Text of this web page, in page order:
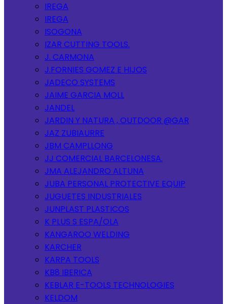
IREGA
IREGA
ISOGONA
IZAR CUTTING TOOLS.
J. CARMONA
J.FORNIES GOMEZ E HIJOS
JADECO SYSTEMS
JAIME GARCIA MOLL
JANDEL
JARDIN Y NATURA , OUTDOOR @GAR
JAZ ZUBIAURRE
JBM CAMPLLONG
JJ COMERCIAL BARCELONESA.
JMA ALEJANDRO ALTUNA
JUBA PERSONAL PROTECTIVE EQUIP
JUGUETES INDUSTRIALES
JUNPLAST PLASTICOS
K PLUS S ESPA/OLA
KANGAROO WELDING
KARCHER
KARPA TOOLS
KB8 IBERICA
KEBLAR E-TOOLS TECHNOLOGIES
KELDOM